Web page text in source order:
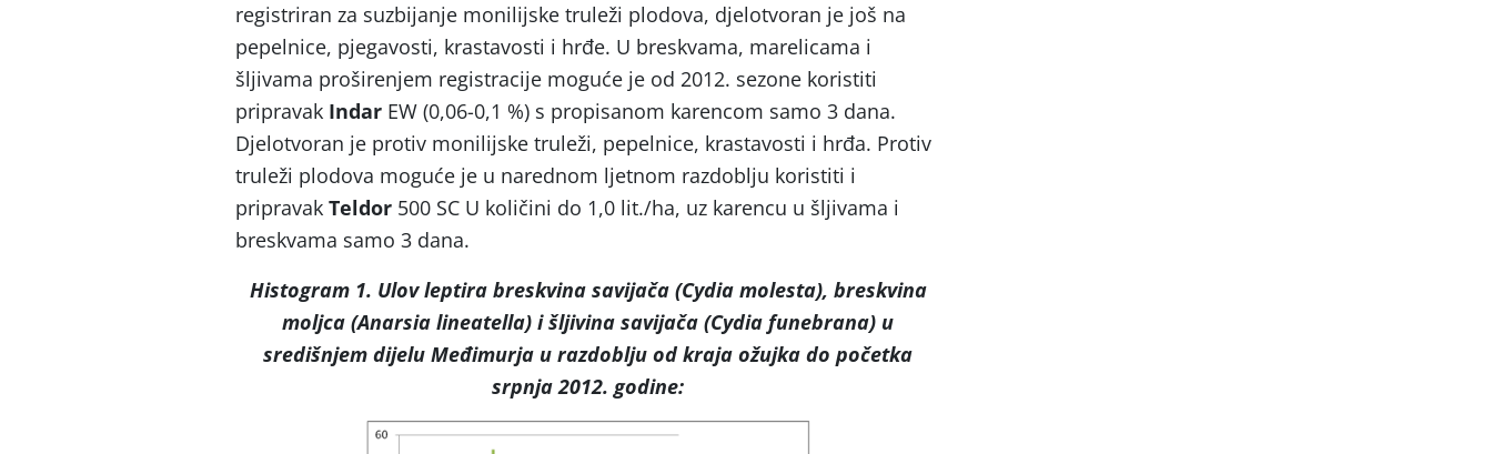
registriran za suzbijanje monilijske truleži plodova, djelotvoran je još na
pepelnice, pjegavosti, krastavosti i hrđe. U breskvama, marelicama i
šljivama proširenjem registracije moguće je od 2012. sezone koristiti
pripravak Indar EW (0,06-0,1 %) s propisanom karencom samo 3 dana.
Djelotvoran je protiv monilijske truleži, pepelnice, krastavosti i hrđa. Protiv
truleži plodova moguće je u narednom ljetnom razdoblju koristiti i
pripravak Teldor 500 SC U količini do 1,0 lit./ha, uz karencu u šljivama i
breskvama samo 3 dana.
Histogram 1. Ulov leptira breskvina savijača (Cydia molesta), breskvina
moljca (Anarsia lineatella) i šljivina savijača (Cydia funebrana) u
središnjem dijelu Međimurja u razdoblju od kraja ožujka do početka
srpnja 2012. godine: